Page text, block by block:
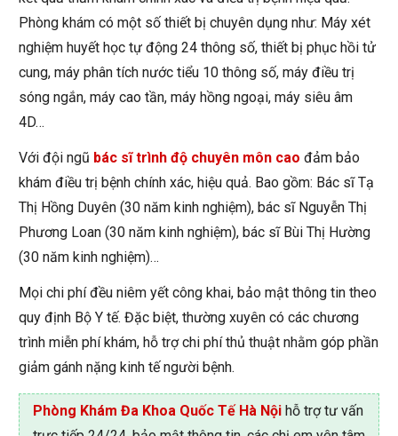
Phòng khám có một số thiết bị chuyên dụng như: Máy xét
nghiệm huyết học tự động 24 thông số, thiết bị phục hồi tử
cung, máy phân tích nước tiểu 10 thông số, máy điều trị
sóng ngắn, máy cao tần, máy hồng ngoại, máy siêu âm
4D…
Với đội ngũ bác sĩ trình độ chuyên môn cao đảm bảo
khám điều trị bệnh chính xác, hiệu quả. Bao gồm: Bác sĩ Tạ
Thị Hồng Duyên (30 năm kinh nghiệm), bác sĩ Nguyễn Thị
Phương Loan (30 năm kinh nghiệm), bác sĩ Bùi Thị Hường
(30 năm kinh nghiệm)…
Mọi chi phí đều niêm yết công khai, bảo mật thông tin theo
quy định Bộ Y tế. Đặc biệt, thường xuyên có các chương
trình miễn phí khám, hỗ trợ chi phí thủ thuật nhằm góp phần
giảm gánh nặng kinh tế người bệnh.
Phòng Khám Đa Khoa Quốc Tế Hà Nội hỗ trợ tư vấn